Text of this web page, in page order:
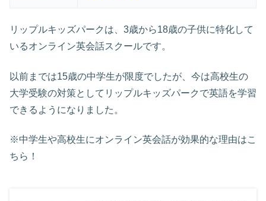
リップルキッズパークは、3歳から18歳の子供に特化して
いるオンライン英会話スクールです。
以前までは15歳の中学生が限度でしたが、今は高校生の
大学受験の対策としてリップルキッズパークで英語を学習
できるようになりました。
※中学生や高校生にオンライン英会話が効果的な理由はこ
ちら！